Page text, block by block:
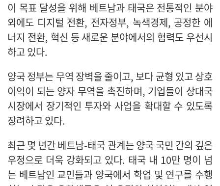
이 목표 달성을 위해 베트남과 태국은 전통적인 분야
외에도 디지털 전환, 전자정부, 녹색경제, 공정한 에
너지 전환, 혁신 등 새로운 분야에서의 협력도 우선시
하고 있다.
양국 정부는 무역 장벽을 줄이고, 보다 균형 있고 상호
이익이 되는 양자 무역을 촉진하며, 기업들이 상대국
시장에서 장기적인 투자와 사업을 확대할 수 있도록
장려하고 있다.
최근 몇 년간 베트남-태국 관계는 양국 국민 간의 깊은
우정으로 더욱 강화되고 있다. 태국 내 10만 명이 넘
는 베트남인 교민들과 양국에서 학업 및 연구를 수행